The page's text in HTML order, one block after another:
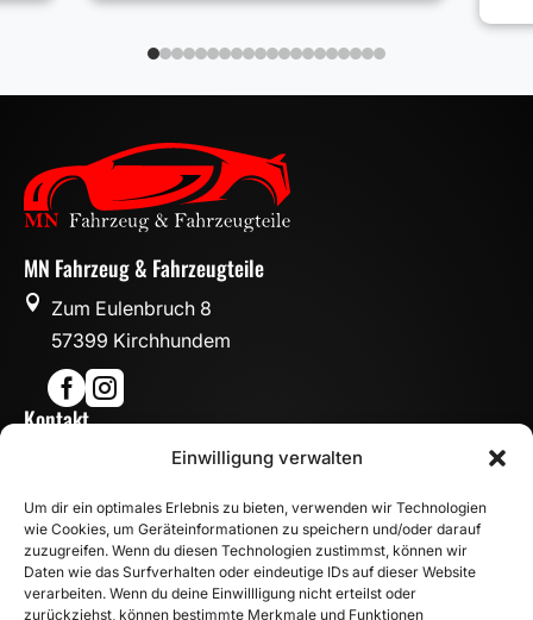
Einwilligung verwalten
Um dir ein optimales Erlebnis zu bieten, verwenden wir Technologien
wie Cookies, um Geräteinformationen zu speichern und/oder darauf
zuzugreifen. Wenn du diesen Technologien zustimmst, können wir
Daten wie das Surfverhalten oder eindeutige IDs auf dieser Website
verarbeiten. Wenn du deine Einwillligung nicht erteilst oder
zurückziehst, können bestimmte Merkmale und Funktionen
MN Fahrzeug & Fahrzeugteile

Zum Eulenbruch 8
57399 Kirchhundem

Kontakt
info@mn-fahrzeugteile.de
 WhatsApp
Öffnungszeiten
 Mo - Fr: 8:00 – 17:00 Uhr